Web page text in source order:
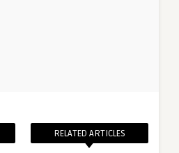
RELATED ARTICLES